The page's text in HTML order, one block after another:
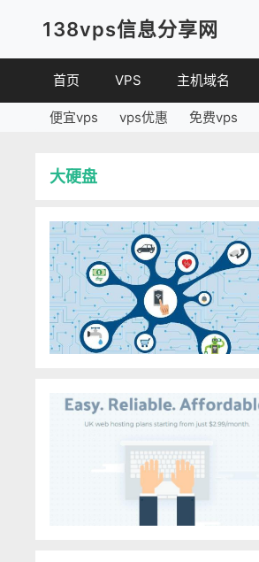
138vps信息分享网
首页 VPS
VPS优惠
主机域名
域名
便宜vps vps优惠 免费vps
大硬盘